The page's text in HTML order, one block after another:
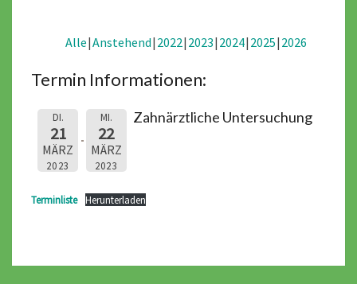
Alle Anstehend 2022 2023 2024 2025 2026
Termin Informationen:
DI.
21
MÄRZ
2023
MI.
22
MÄRZ
2023
Zahnärztliche Untersuchung
Terminliste Herunterladen